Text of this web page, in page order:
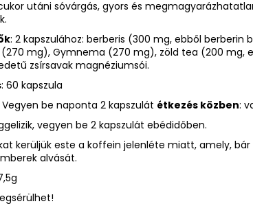
utáni sóvárgás, gyors és
: 2 kapszulához: berberis (300 mg, ebből berberin
mg), Gymnema (270 mg), zöld tea (200 mg,
zsírsavak magnéziumsói.
: 60 kapszula
Vegyen be naponta 2 kapszulát étkezés közben:
vegyen be 2 kapszulát ebédidőben.
kerüljük este a koffein jelenléte miatt, amely,
alvását.